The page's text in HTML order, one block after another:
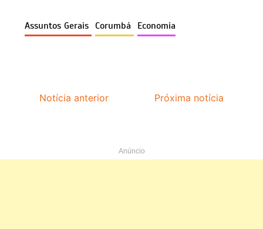
Assuntos Gerais Corumbá Economia
Notícia anterior Próxima notícia
Anúncio